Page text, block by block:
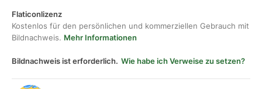
Flaticonlizenz
Kostenlos für den persönlichen und kommerziellen Gebrauch mit
Bildnachweis. Mehr Informationen
Bildnachweis ist erforderlich. Wie habe ich Verweise zu setzen?